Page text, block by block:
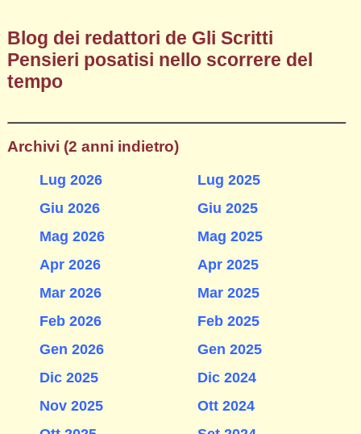
Blog dei redattori de Gli Scritti
Pensieri posatisi nello scorrere del
tempo
Archivi (2 anni indietro)
Lug 2026
Giu 2026
Mag 2026
Apr 2026
Mar 2026
Feb 2026
Gen 2026
Dic 2025
Nov 2025
Lug 2025
Giu 2025
Mag 2025
Apr 2025
Mar 2025
Feb 2025
Gen 2025
Dic 2024
Ott 2024